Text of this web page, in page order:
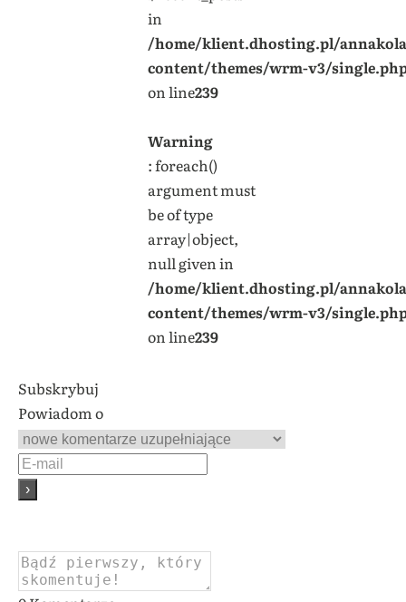
in
/home/klient.dhosting.pl/
content/themes/wrm-v3/
on line239
Warning
: foreach()
argument must
be of type
array|object,
null given in
/home/klient.dhosting.pl/
content/themes/wrm-v3/
on line239
Subskrybuj
Powiadom o